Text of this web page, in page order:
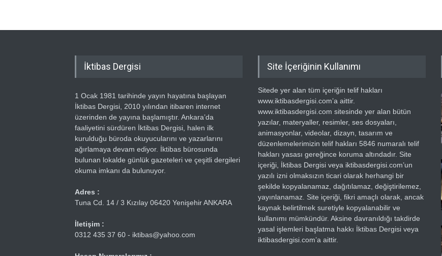
İktibas Dergisi
1 Ocak 1981 tarihinde yayın hayatına başlayan
İktibas Dergisi, 2010 yılından itibaren internet
üzerinden de yayına başlamıştır. Ankara’da
faaliyetini sürdüren İktibas Dergisi, halen ilk
kurulduğu büroda okuyucularını ve yazarlarını
ağırlamaya devam ediyor. İktibas bürosunda
bulunan lokalde günlük gazeteleri ve çeşitli dergileri
okuma imkanı da bulunuyor.
Adres :
Tuna Cd. 14 / 3 Kızılay 06420 Yenişehir ANKARA
İletişim :
0312 435 37 60 - iktibas@yahoo.com
Site İçeriğinin Kullanımı
Sitede yer alan tüm içeriğin telif hakları
www.iktibasdergisi.com’a aittir.
www.iktibasdergisi.com sitesinde yer alan bütün
yazılar, materyaller, resimler, ses dosyaları,
animasyonlar, videolar, dizayn, tasarım ve
düzenlemelerimizin telif hakları 5846 numaralı telif
hakları yasası gereğince koruma altındadır. Site
içeriği, İktibas Dergisi veya iktibasdergisi.com’un
yazılı izni olmaksızın ticari olarak herhangi bir
şekilde kopyalanamaz, dağıtılamaz, değiştirilemez,
yayınlanamaz. Site içeriği, fikri amaçlı olarak, ancak
kaynak belirtilmek suretiyle kopyalanabilir ve
kullanımı mümkündür. Aksine davranıldığı takdirde
yasal işlemleri başlatma hakkı İktibas Dergisi veya
iktibasdergisi.com’a aittir.